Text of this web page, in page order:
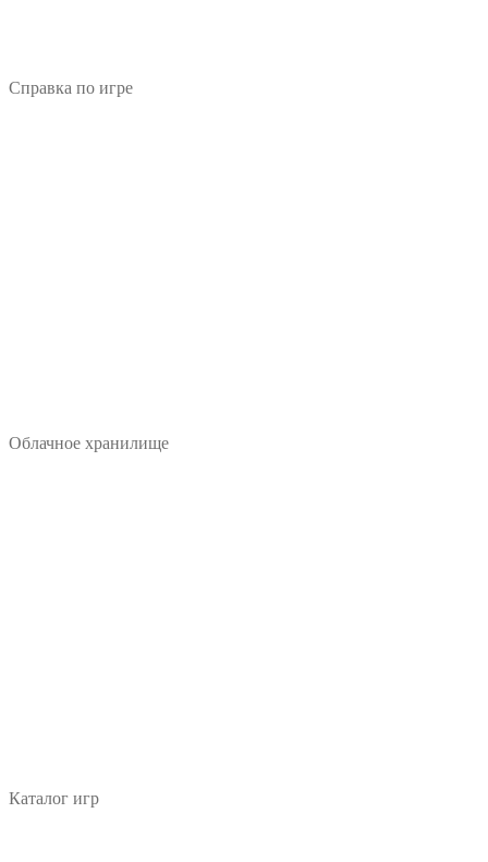
Справка по игре
Облачное хранилище
Каталог игр